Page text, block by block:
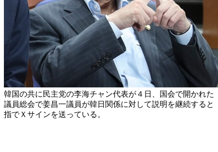
韓国の共に民主党の李海チャン代表が４日、国会で開かれた
議員総会で姜昌一議員が韓日関係に対して説明を継続すると
指でＸサインを送っている。